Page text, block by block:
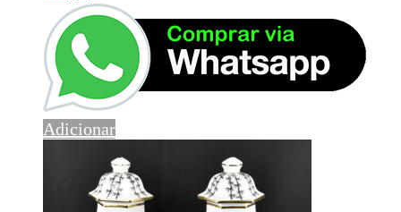
Adicionar